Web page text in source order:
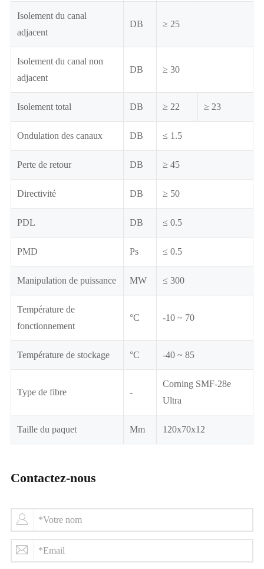
Isolement du canal
adjacent
DB ≥ 25
Isolement du canal non
adjacent
DB ≥ 30
Isolement total DB ≥ 22 ≥ 23
Ondulation des canaux DB ≤ 1.5
Perte de retour DB ≥ 45
Directivité DB ≥ 50
PDL DB ≤ 0.5
PMD Ps ≤ 0.5
Manipulation de puissance MW ≤ 300
Température de
fonctionnement
°C -10 ~ 70
Température de stockage °C -40 ~ 85
Type de fibre -
Corning SMF-28e
Ultra
Taille du paquet Mm 120x70x12
Contactez-nous